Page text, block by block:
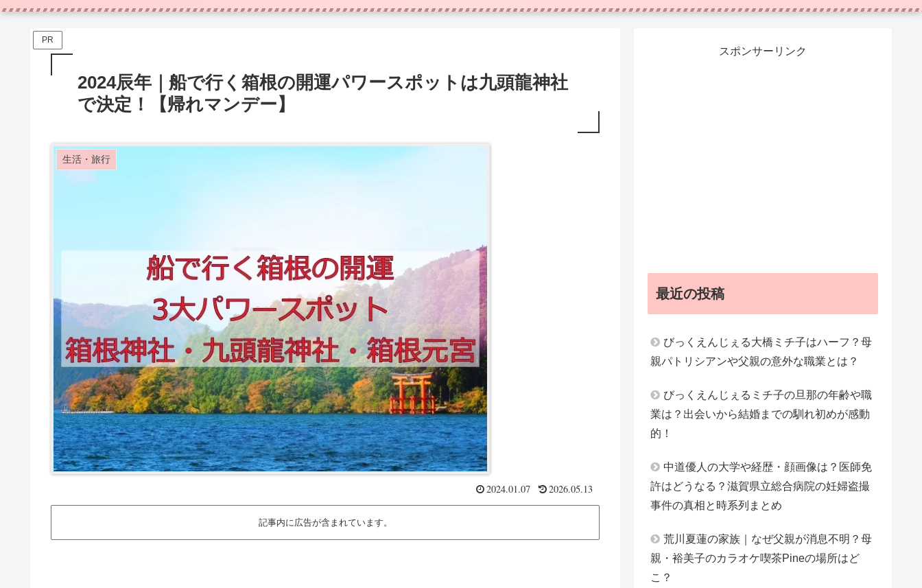
PR
2024辰年｜船で行く箱根の開運パワースポットは九頭龍神社
で決定！【帰れマンデー】
生活・旅行
2024.01.07 2026.05.13
記事内に広告が含まれています。
スポンサーリンク
最近の投稿
びっくえんじぇる大橋ミチ子はハーフ？母
親パトリシアンや父親の意外な職業とは？
びっくえんじぇるミチ子の旦那の年齢や職
業は？出会いから結婚までの馴れ初めが感動
的！
中道優人の大学や経歴・顔画像は？医師免
許はどうなる？滋賀県立総合病院の妊婦盗撮
事件の真相と時系列まとめ
荒川夏蓮の家族｜なぜ父親が消息不明？母
親・裕美子のカラオケ喫茶Pineの場所はど
こ？